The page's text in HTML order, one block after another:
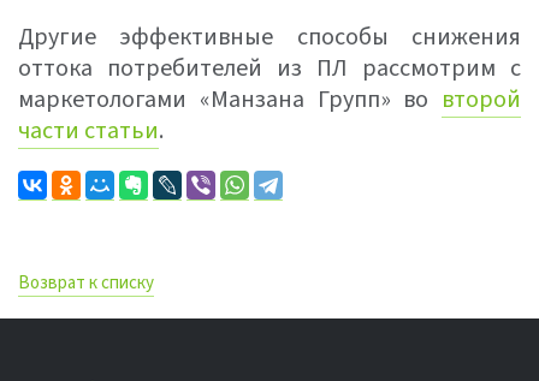
Другие эффективные способы снижения
оттока потребителей из ПЛ рассмотрим с
маркетологами «Манзана Групп» во второй
части статьи.
Возврат к списку